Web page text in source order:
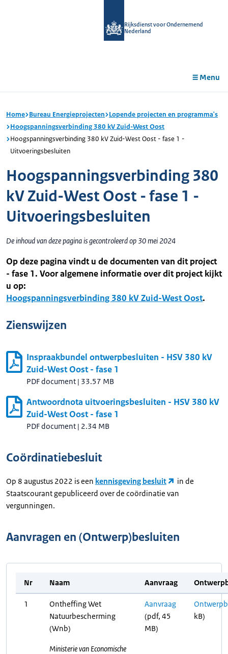
Rijksdienst voor Ondernemend
Nederland
Menu
Home Bureau Energieprojecten Lopende projecten en programma's
Hoogspanningsverbinding 380 kV Zuid-West Oost
Hoogspanningsverbinding 380 kV Zuid-West Oost - fase 1 -
Uitvoeringsbesluiten
Hoogspanningsverbinding 380
kV Zuid-West Oost - fase 1 -
Uitvoeringsbesluiten
De inhoud van deze pagina is gecontroleerd op 30 mei 2024
Op deze pagina vindt u de documenten van dit project
- fase 1. Voor algemene informatie over dit project kijkt
u op:
Hoogspanningsverbinding 380 kV Zuid-West Oost.
Zienswijzen
Inspraakbundel ontwerpbesluiten - HSV 380 kV
Zuid-West Oost - fase 1
PDF document | 33.57 MB
Antwoordnota uitvoeringsbesluiten - HSV 380 kV
Zuid-West Oost - fase 1
PDF document | 2.34 MB
Coördinatiebesluit
Op 8 augustus 2022 is een kennisgeving besluit
in de
Staatscourant gepubliceerd over de coördinatie van
vergunningen.
Aanvragen en (Ontwerp)besluiten
Nr Naam Aanvraag
1
Ontheffing Wet
Natuurbescherming
(Wnb)
Ministerie van Economische
Aanvraag
(pdf, 45
MB)
kB)